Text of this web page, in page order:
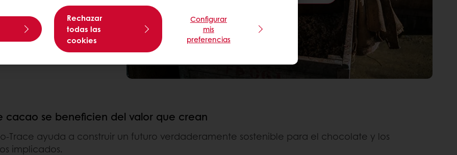
y equipos de
por expertos
cacao se beneficien del valor que crean
Trace ayuda a construir un futuro verdaderamente sostenible para el chocolate y los
implicados.
Rechazar
todas las
cookies
Configurar
mis
preferencias